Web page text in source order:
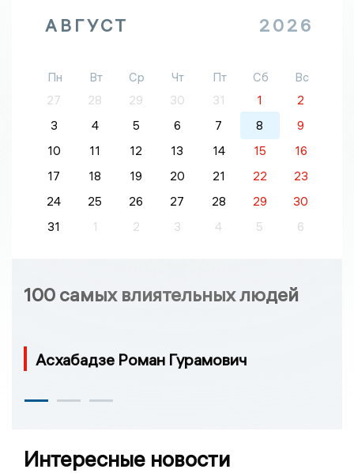
АВГУСТ 2026
Пн Вт Ср Чт Пт Сб
Вс
27
28 29 30 31 1
2
3
4 5 6 7 8
9
10
11 12 13 14 15
16
17
18 19 20 21 22
23
24
25 26 27 28 29
30
31
1 2 3 4 5 6
100 самых влиятельных людей
Асхабадзе Роман Гурамович
Интересные новости